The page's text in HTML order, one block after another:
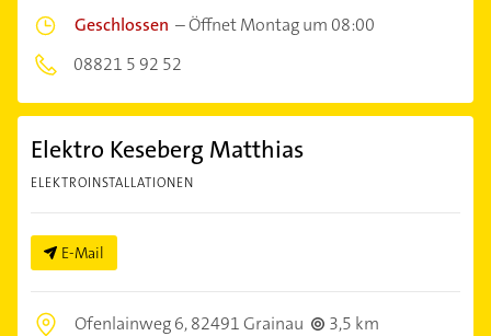
Geschlossen –Öffnet Montag um 08:00
08821 5 92 52
Elektro Keseberg Matthias
ELEKTROINSTALLATIONEN
E-Mail
Ofenlainweg 6,82491 Grainau
3,5 km